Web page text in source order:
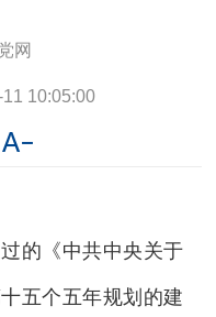
网
10:05:00
的《中共中央关于
五个五年规划的建